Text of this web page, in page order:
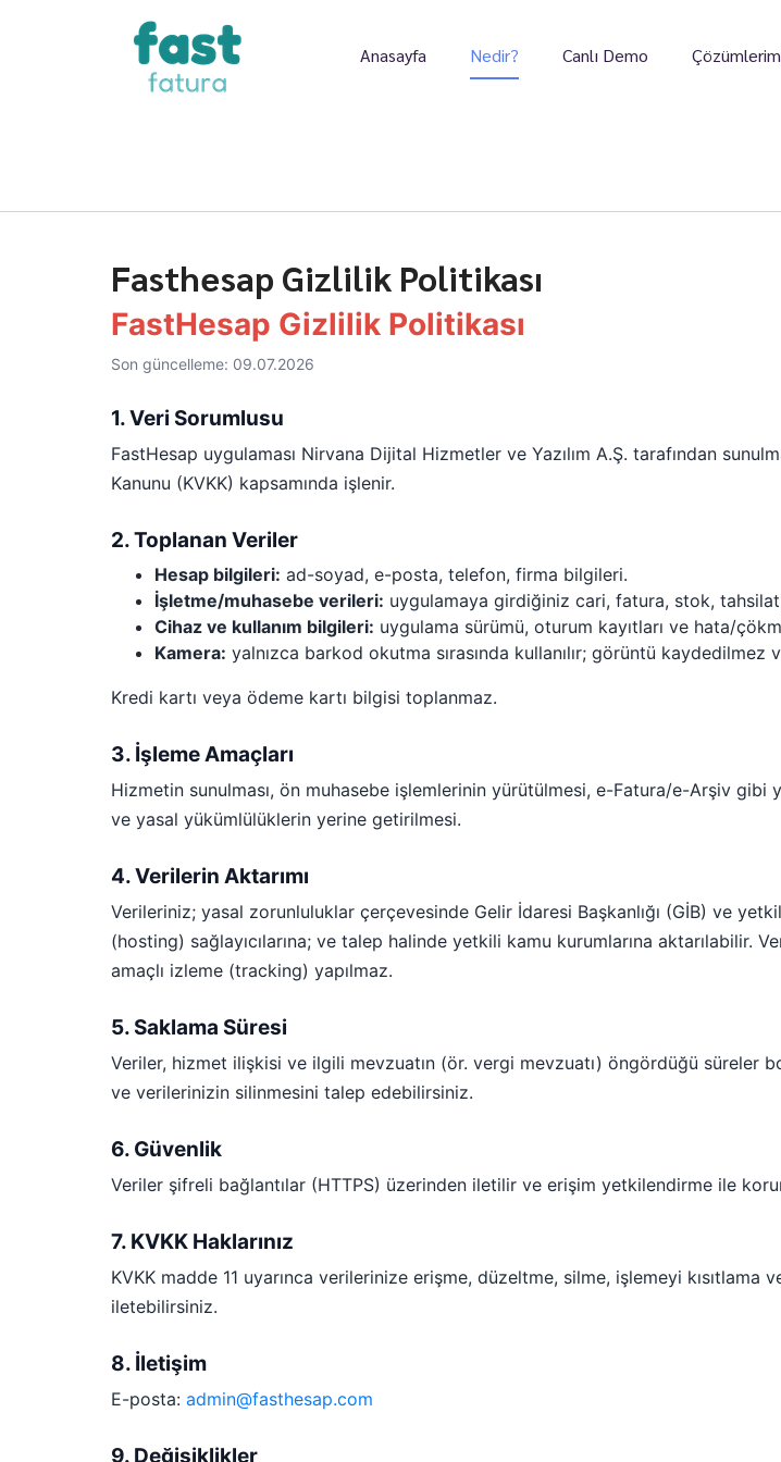
Anasayfa Nedir? Canlı Demo
Fasthesap Gizlilik Politikası
FastHesap Gizlilik Politikası
Son güncelleme: 09.07.2026
1. Veri Sorumlusu
FastHesap uygulaması Nirvana Dijital Hizmetler ve Yazılım A.Ş. tarafından
Kanunu (KVKK) kapsamında işlenir.
2. Toplanan Veriler
Hesap bilgileri: ad-soyad, e-posta, telefon, firma bilgileri.
İşletme/muhasebe verileri: uygulamaya girdiğiniz cari, fatura, stok,
Cihaz ve kullanım bilgileri: uygulama sürümü, oturum kayıtları ve hata/
Kamera: yalnızca barkod okutma sırasında kullanılır; görüntü kaydedilmez
Kredi kartı veya ödeme kartı bilgisi toplanmaz.
3. İşleme Amaçları
Hizmetin sunulması, ön muhasebe işlemlerinin yürütülmesi, e-Fatura/e-Arşiv
ve yasal yükümlülüklerin yerine getirilmesi.
4. Verilerin Aktarımı
Verileriniz; yasal zorunluluklar çerçevesinde Gelir İdaresi Başkanlığı (GİB) ve
(hosting) sağlayıcılarına; ve talep halinde yetkili kamu kurumlarına aktarılabilir.
amaçlı izleme (tracking) yapılmaz.
5. Saklama Süresi
Veriler, hizmet ilişkisi ve ilgili mevzuatın (ör. vergi mevzuatı) öngördüğü süreler
ve verilerinizin silinmesini talep edebilirsiniz.
6. Güvenlik
Veriler şifreli bağlantılar (HTTPS) üzerinden iletilir ve erişim yetkilendirme ile
7. KVKK Haklarınız
KVKK madde 11 uyarınca verilerinize erişme, düzeltme, silme, işlemeyi kısıtlama
iletebilirsiniz.
8. İletişim
E-posta: admin@fasthesap.com
9. Değişiklikler